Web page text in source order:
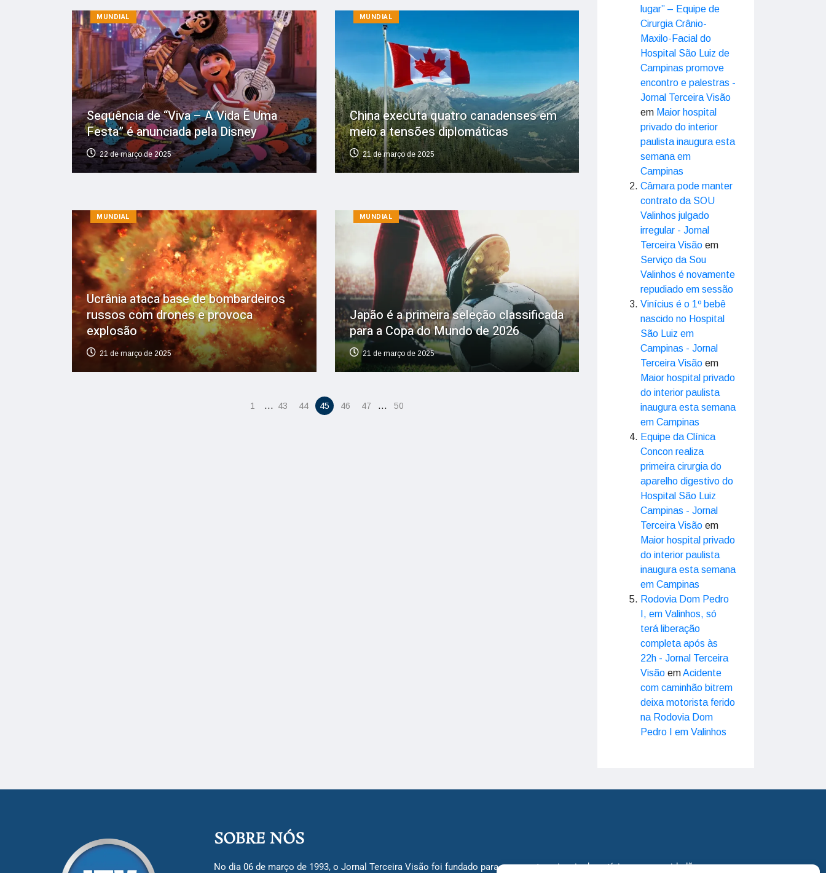
MUNDIAL
Sequência de “Viva – A Vida É Uma
Festa” é anunciada pela Disney
22 de março de 2025
MUNDIAL
China executa quatro canadenses em
meio a tensões diplomáticas
21 de março de 2025
MUNDIAL
Ucrânia ataca base de bombardeiros
russos com drones e provoca
explosão
21 de março de 2025
MUNDIAL
Japão é a primeira seleção classificada
para a Copa do Mundo de 2026
21 de março de 2025
1 … 43 44 45 46 47 … 50
lugar” – Equipe de
Cirurgia Crânio-
Maxilo-Facial do
Hospital São Luiz de
Campinas promove
encontro e palestras -
Jornal Terceira Visão
em Maior hospital
privado do interior
paulista inaugura esta
semana em
Campinas
Câmara pode manter
contrato da SOU
Valinhos julgado
irregular - Jornal
Terceira Visão em
Serviço da Sou
Valinhos é novamente
repudiado em sessão
Vinícius é o 1º bebê
nascido no Hospital
São Luiz em
Campinas - Jornal
Terceira Visão em
Maior hospital privado
do interior paulista
inaugura esta semana
em Campinas
Equipe da Clínica
Concon realiza
primeira cirurgia do
aparelho digestivo do
Hospital São Luiz
Campinas - Jornal
Terceira Visão em
Maior hospital privado
do interior paulista
inaugura esta semana
em Campinas
Rodovia Dom Pedro
I, em Valinhos, só
terá liberação
completa após às
22h - Jornal Terceira
Visão emAcidente
com caminhão bitrem
deixa motorista ferido
na Rodovia Dom
Pedro I em Valinhos
SOBRE NÓS
No dia 06 de março de 1993, o Jornal Terceira Visão foi fundado para ser uma terceira via de notícias para os cidadãos